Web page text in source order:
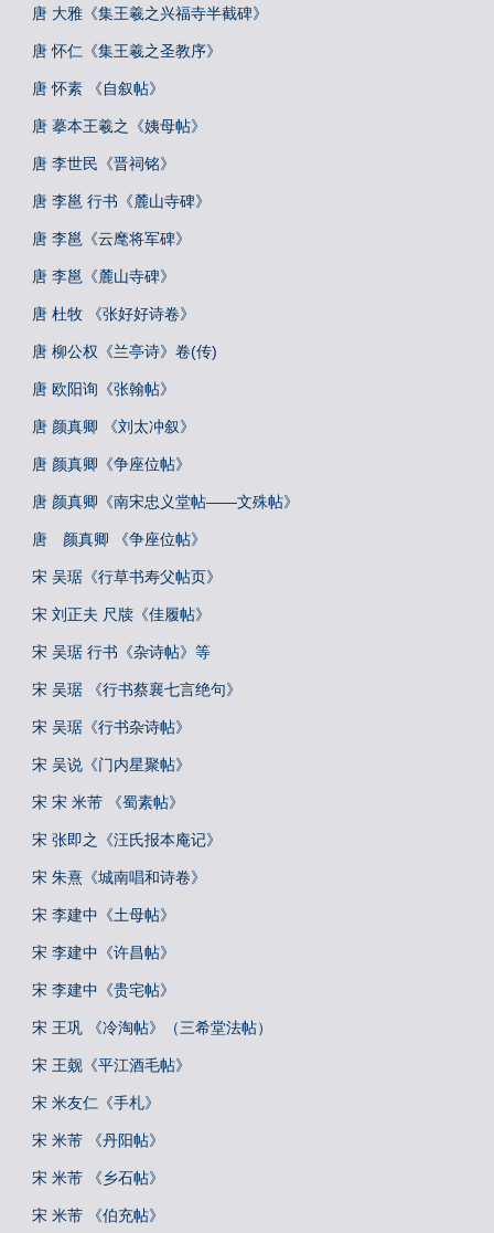
唐 大雅《集王羲之兴福寺半截碑》
唐 怀仁《集王羲之圣教序》
唐 怀素 《自叙帖》
唐 摹本王羲之《姨母帖》
唐 李世民《晋祠铭》
唐 李邕 行书《麓山寺碑》
唐 李邕《云麾将军碑》
唐 李邕《麓山寺碑》
唐 杜牧 《张好好诗卷》
唐 柳公权《兰亭诗》卷(传)
唐 欧阳询《张翰帖》
唐 颜真卿 《刘太冲叙》
唐 颜真卿《争座位帖》
唐 颜真卿《南宋忠义堂帖——文殊帖》
唐 颜真卿 《争座位帖》
宋 吴琚《行草书寿父帖页》
宋 刘正夫 尺牍《佳履帖》
宋 吴琚 行书《杂诗帖》等
宋 吴琚 《行书蔡襄七言绝句》
宋 吴琚《行书杂诗帖》
宋 吴说《门内星聚帖》
宋 宋 米芾 《蜀素帖》
宋 张即之《汪氏报本庵记》
宋 朱熹《城南唱和诗卷》
宋 李建中《土母帖》
宋 李建中《许昌帖》
宋 李建中《贵宅帖》
宋 王巩 《冷淘帖》（三希堂法帖）
宋 王觌《平江酒毛帖》
宋 米友仁《手札》
宋 米芾 《丹阳帖》
宋 米芾 《乡石帖》
宋 米芾 《伯充帖》